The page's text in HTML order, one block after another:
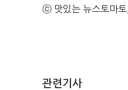
ⓒ 맛있는 뉴스토마토
관련기사